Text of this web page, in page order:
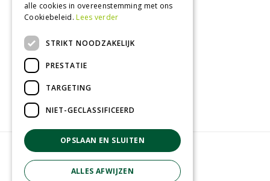
Contact
GroenRijk Tuk
© Groenrijk Tuk
Green Solutions
alle cookies in overeenstemming met ons
Cookiebeleid.Lees verder
STRIKT NOODZAKELIJK
PRESTATIE
TARGETING
NIET-GECLASSIFICEERD
OPSLAAN EN SLUITEN
ALLES AFWIJZEN